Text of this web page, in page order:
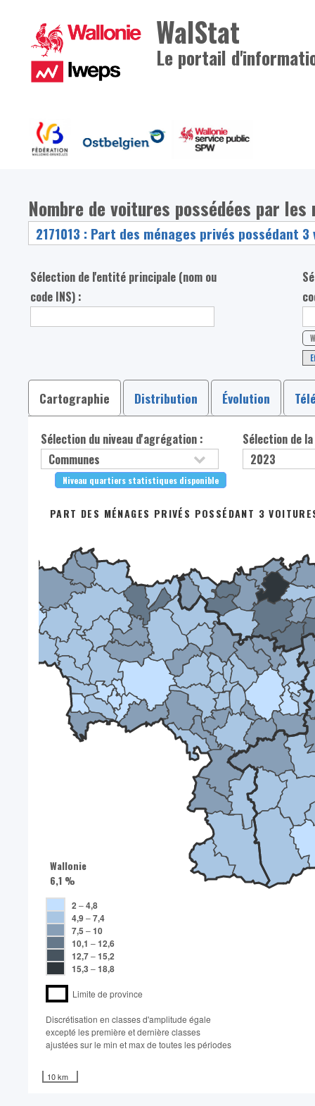
WalStat
Le portail
Nombre de voitures possédées par les
Sélection de l'entité principale (nom ou
code INS) :
Cartographie Distribution Évolution
Sélection du niveau d'agrégation :
Niveau quartiers statistiques disponible
Sélection de
PART DES MÉNAGES PRIVÉS POSSÉDANT 3
Wallonie
6,1 %
2 –4,8
4,9–7,4
7,5 –10
10,1 –12,6
12,7–15,2
15,3 –18,8
Limite de province
Discrétisation en classes d'amplitude égale​
excepté les première et dernière classes
ajustées sur le min et max de toutes les périodes
10 km